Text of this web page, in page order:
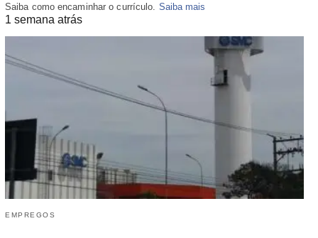
Saiba como encaminhar o currículo. Saiba mais
1 semana atrás
EMPREGOS